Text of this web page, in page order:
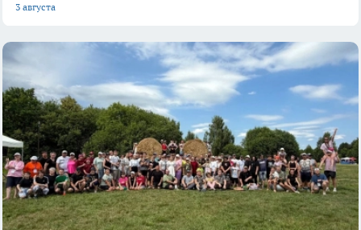
3 августа